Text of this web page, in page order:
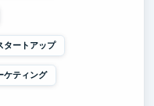
タートアップ
ケティング